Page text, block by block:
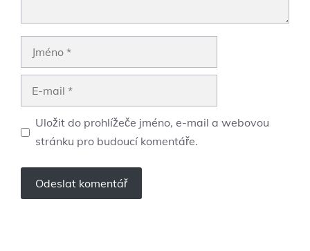
Jméno
Uložit do prohlížeče jméno, e-mail a webovou
stránku pro budoucí komentáře.